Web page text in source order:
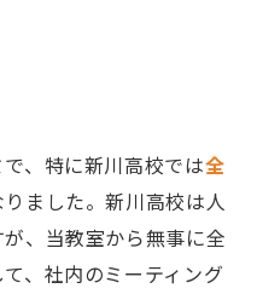
、特に新川高校では全
ました。新川高校は人
、当教室から無事に全
、社内のミーティング